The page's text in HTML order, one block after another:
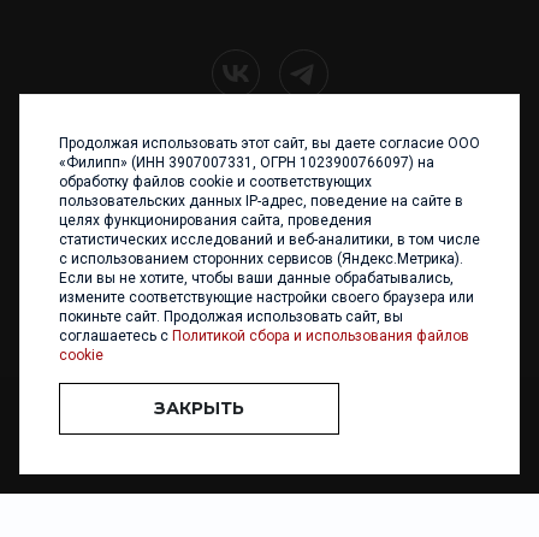
+7 (4012) 960 898
236017 Калининград,
ул. Каштановая аллея, 47
Телефон: +7 4012 960 898,
+7 4012 960 856
Написать нам
ООО «ФИЛИПП» © 2013 - 2026. Все права защищены
Разработка и
Продолжая использовать этот сайт, вы даете согласие ООО
«Филипп» (ИНН 3907007331, ОГРН 1023900766097) на
обработку файлов cookie и соответствующих
пользовательских данных IP-адрес, поведение на сайте в
целях функционирования сайта, проведения
статистических исследований и веб-аналитики, в том числе
с использованием сторонних сервисов (Яндекс.Метрика).
Если вы не хотите, чтобы ваши данные обрабатывались,
измените соответствующие настройки своего браузера или
покиньте сайт. Продолжая использовать сайт, вы
соглашаетесь с Политикой сбора и использования файлов
cookie
ЗАКРЫТЬ